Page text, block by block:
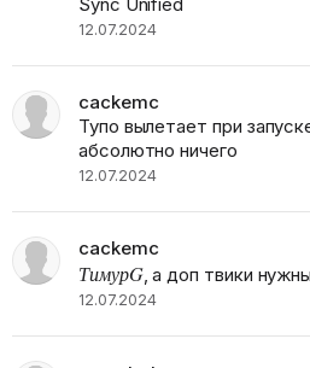
12.07.2024
cackemc
Тупо вылетает при
абсолютно ничего
12.07.2024
cackemc
ТимурG, а доп твики
12.07.2024